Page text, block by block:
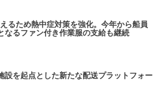
るため熱中症対策を強化。今年から船員
なるファン付き作業服の支給も継続
を起点とした新たな配送プラットフォー